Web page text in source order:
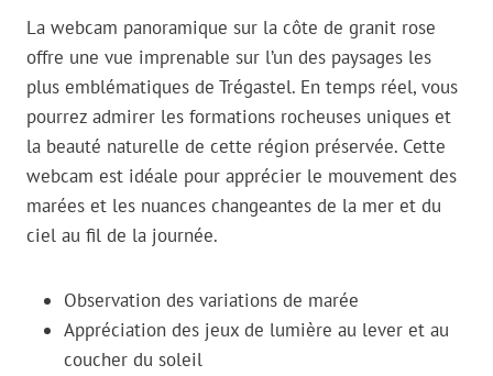
La webcam panoramique sur la côte de granit rose
offre une vue imprenable sur l’un des paysages les
plus emblématiques de Trégastel. En temps réel, vous
pourrez admirer les formations rocheuses uniques et
la beauté naturelle de cette région préservée. Cette
webcam est idéale pour apprécier le mouvement des
marées et les nuances changeantes de la mer et du
ciel au fil de la journée.
Observation des variations de marée
Appréciation des jeux de lumière au lever et au
coucher du soleil